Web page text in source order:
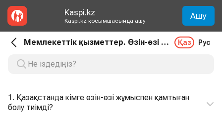
Kaspi.kz
Kaspi.kz қосымшасында ашу Ашу
Мемлекеттік қызметтер. Өзін-өзі жұмыспен қамтығандар үшін аударымдар Қаз Рус
1. Қазақстанда кімге өзін-өзі жұмыспен қамтыған
болу тиімді?